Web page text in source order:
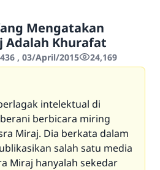
Mengatakan
Adalah Khurafat
, 03/April/2015 24,169
intelektual di
berbicara miring
Miraj. Dia berkata dalam
salah satu media
Miraj hanyalah sekedar